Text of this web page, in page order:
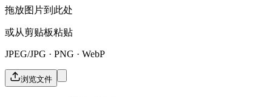
拖放图片到此处
或从剪贴板粘贴
JPEG/JPG · PNG · WebP
浏览文件